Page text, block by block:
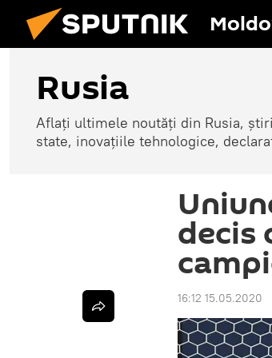
Rusia
Aflați ultimele noutăți din Rusia,
state, inovațiile tehnologice,
decis
16:12 15.05.2020